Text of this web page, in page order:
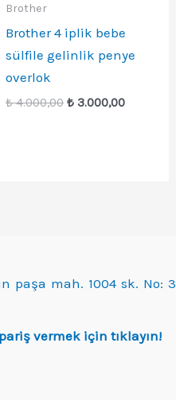
Brother
Brother 4 iplik bebe
sülfile gelinlik penye
overlok
₺4.000,00 Orijinal
₺ 3.000,00Şu
paşa mah. 1004 sk. No: 3
vermek için tıklayın!